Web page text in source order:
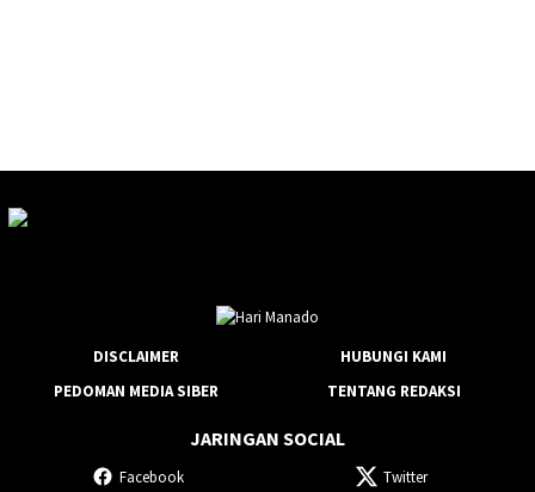
DISCLAIMER
HUBUNGI KAMI
PEDOMAN MEDIA SIBER
TENTANG REDAKSI
JARINGAN SOCIAL
Facebook Twitter